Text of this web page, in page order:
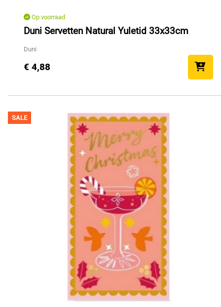
Op voorraad
Duni Servetten Natural Yuletid 33x33cm
Duni
€ 4,88
SALE